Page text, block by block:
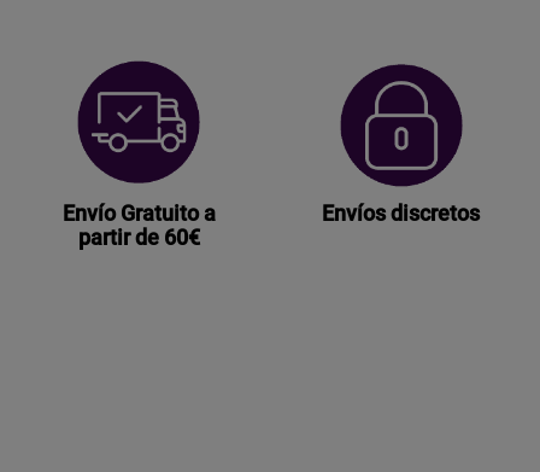
Envío Gratuito a
partir de 60€
Envíos discretos